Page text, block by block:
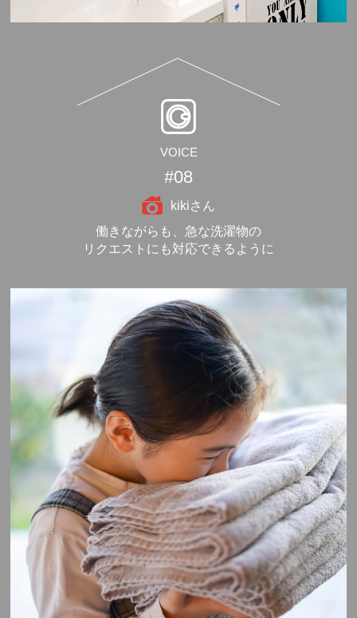
VOICE
#08
kikiさん
働きながらも、急な洗濯物の
リクエストにも対応できるように